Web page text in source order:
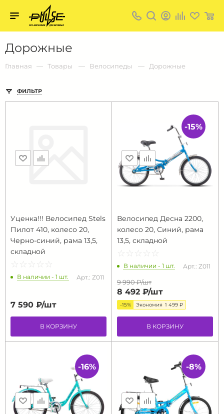
Дорожные
пульс:
сеть
для
Барнауле:
Главная Товары Велосипеды Дорожные
ФИЛЬТР
Уценка!!! Велосипед Stels
Пилот 410, колесо 20,
Черно-синий, рама 13,5,
складной
☆ ☆ ☆ ☆ ☆
★ ★ ★ ★ ★
В наличии - 1 шт. Арт.: Z011
7 590 ₽/шт
В КОРЗИНУ
Велосипед Десна 2200,
колесо 20, Синий, рама
13,5, складной
☆ ☆ ☆ ☆ ☆
★ ★ ★ ★ ★
В наличии - 1 шт. Арт.: Z011
9 990 ₽/шт
8 492 ₽/шт
-15% Экономия 1 499 ₽
В КОРЗИНУ
-15%
-16% -8%